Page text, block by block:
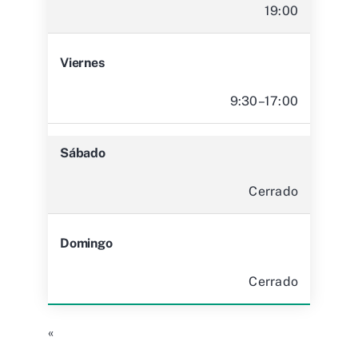
19:00
Viernes
9:30–17:00
Sábado
Cerrado
Domingo
Cerrado
«